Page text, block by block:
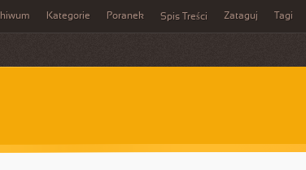
Kategorie Poranek Spis Treści Zataguj Tagi